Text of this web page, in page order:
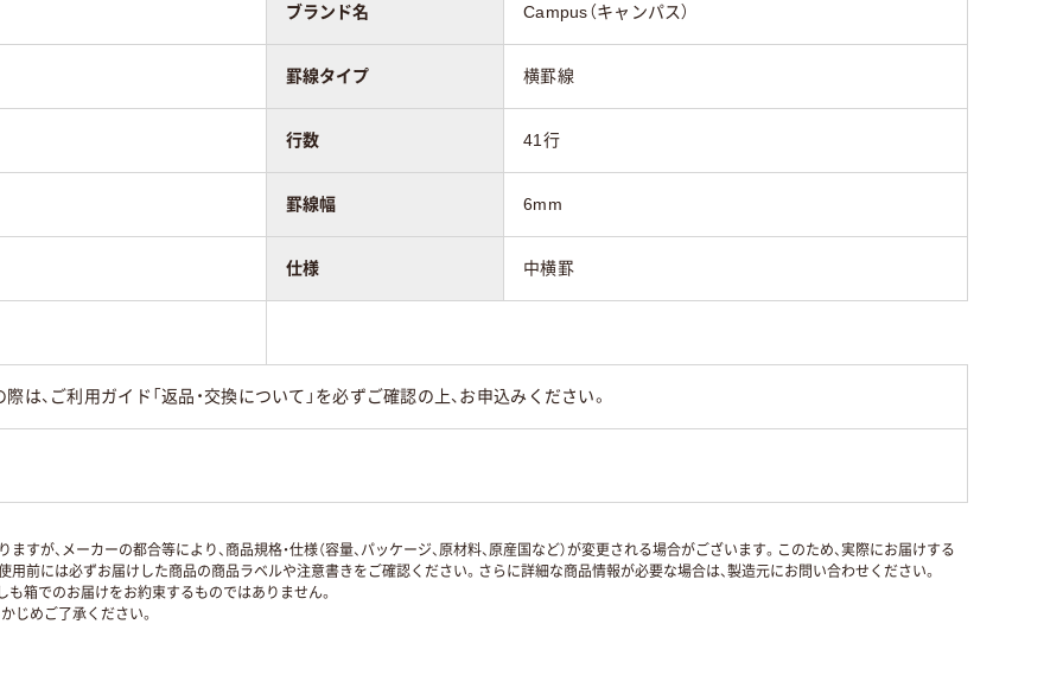
ブランド名 Campus（キャンパス）
罫線タイプ 横罫線
行数 41行
罫線幅 6mm
仕様 中横罫
際は、ご利用ガイド「返品・交換について」を必ずご確認の上、お申込みください。
が、メーカーの都合等により、商品規格・仕様（容量、パッケージ、原材料、原産国など）が変更される場合がございます。このため、実際にお届けする
前には必ずお届けした商品の商品ラベルや注意書きをご確認ください。さらに詳細な商品情報が必要な場合は、製造元にお問い合わせください。
も箱でのお届けをお約束するものではありません。
じめご了承ください。